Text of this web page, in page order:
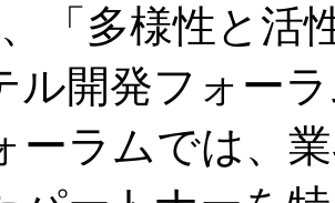
「多様性と活
ル開発フォー
ーラムでは、